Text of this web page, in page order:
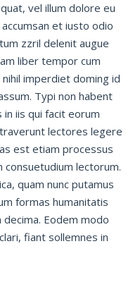
vel illum dolore eu
et iusto odio
zzril delenit augue
liber tempor cum
imperdiet doming id
Typi non habent
iis qui facit eorum
lectores legere
est etiam processus
consuetudium lectorum.
quam nunc putamus
formas humanitatis
Eodem modo
fiant sollemnes in